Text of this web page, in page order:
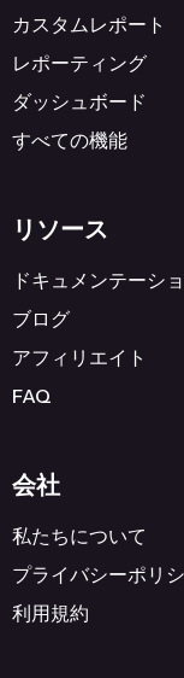
カスタムレポート
レポーティング
ダッシュボード
すべての機能
リソース
ドキュメンテーシ
ブログ
アフィリエイト
FAQ
会社
私たちについて
プライバシーポリ
利用規約